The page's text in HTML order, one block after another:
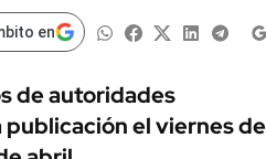
LIFESTYLE
AUTOS
en
de autoridades
publicación el viernes de